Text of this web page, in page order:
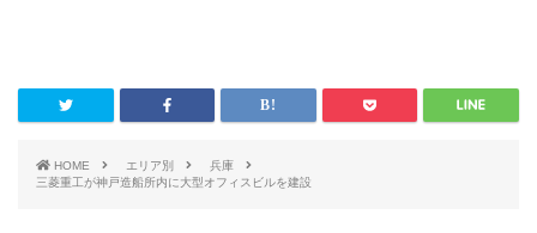
HOME エリア別
兵庫
三菱重工が神戸造船所内に大型オフィスビルを建設